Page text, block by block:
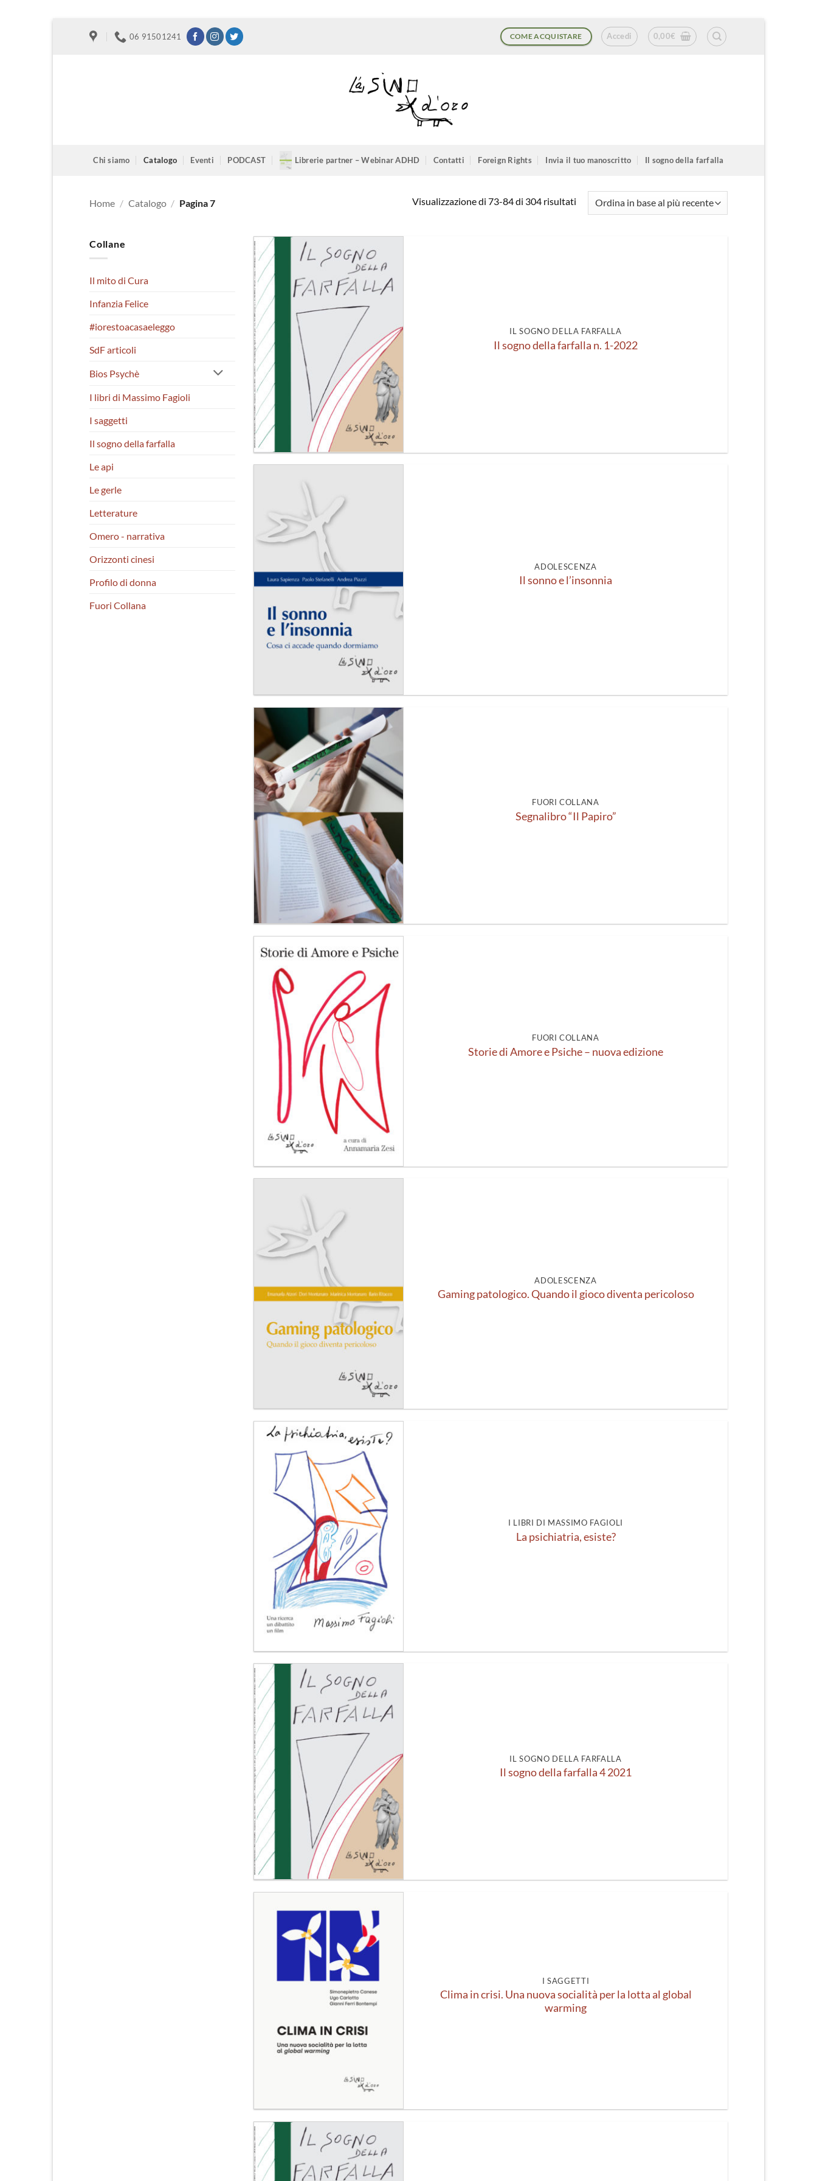
06 91501241 COME ACQUISTARE Accedi 0,00€
Chi siamo Catalogo Eventi PODCAST Librerie partner – Webinar ADHD Contatti Foreign Rights Invia il tuo manoscritto Il sogno della farfalla
Home / Catalogo / Pagina 7 Visualizzazione di 73-84 di 304 risultatiOrdina
Collane
Il mito di Cura
Infanzia Felice
#iorestoacasaeleggo
SdF articoli
Bios Psychè
I libri di Massimo Fagioli
I saggetti
Il sogno della farfalla
Le api
Le gerle
Letterature
Omero - narrativa
Orizzonti cinesi
Profilo di donna
Fuori Collana
Aggiungi
alla lista
dei
desideri
IL SOGNO DELLA FARFALLA
Il sogno della farfalla n. 1-2022
ADOLESCENZA
Il sonno e l’insonnia
Aggiungi
alla lista
dei
desideri
FUORI COLLANA
Segnalibro “Il Papiro”
dei
desideri
FUORI COLLANA
Storie di Amore e Psiche – nuova edizione
ADOLESCENZA
Gaming patologico. Quando il gioco diventa pericoloso
alla lista
desideri
I LIBRI DI MASSIMO FAGIOLI
La psichiatria, esiste?
Aggiungi
alla lista
dei
desideri
IL SOGNO DELLA FARFALLA
Il sogno della farfalla 4 2021
Aggiungi
alla lista
dei
desideri
I SAGGETTI
Clima in crisi. Una nuova socialità per la lotta al global
warming
Aggiungi
alla lista
dei